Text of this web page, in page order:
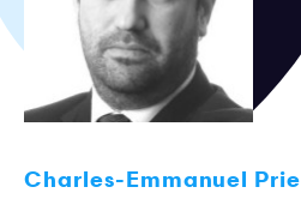
Charles-Emmanuel